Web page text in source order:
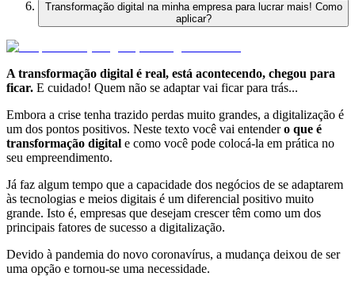
Transformação digital na minha empresa para lucrar mais! Como
aplicar?
A transformação digital é real, está acontecendo, chegou para
ficar. E cuidado! Quem não se adaptar vai ficar para trás...
Embora a crise tenha trazido perdas muito grandes, a digitalização é
um dos pontos positivos. Neste texto você vai entendero que é
transformação digital e como você pode colocá-la em prática no
seu empreendimento.
Já faz algum tempo que a capacidade dos negócios de se adaptarem
às tecnologias e meios digitais é um diferencial positivo muito
grande. Isto é, empresas que desejam crescer têm como um dos
principais fatores de sucesso a digitalização.
Devido à pandemia do novo coronavírus, a mudança deixou de ser
uma opção e tornou-se uma necessidade.